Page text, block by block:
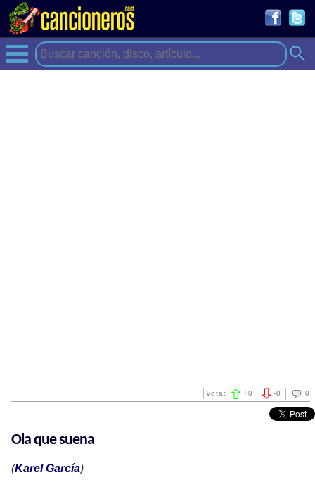
0
-0
Vota: +0
Ola que suena
(Karel García)